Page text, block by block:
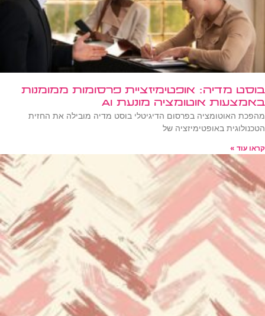
בוסט מדיה: אופטימיזציית פרסומות ממומנות
באמצעות אוטומציה מונעת AI
מהפכת האוטומציה בפרסום הדיגיטלי בוסט מדיה מובילה את החזית
הטכנולוגית באופטימיזציה של
קראו עוד »